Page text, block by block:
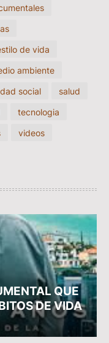
de vida
ambiente
social
salud
tecnologia
videos
QUE
DE VIDA